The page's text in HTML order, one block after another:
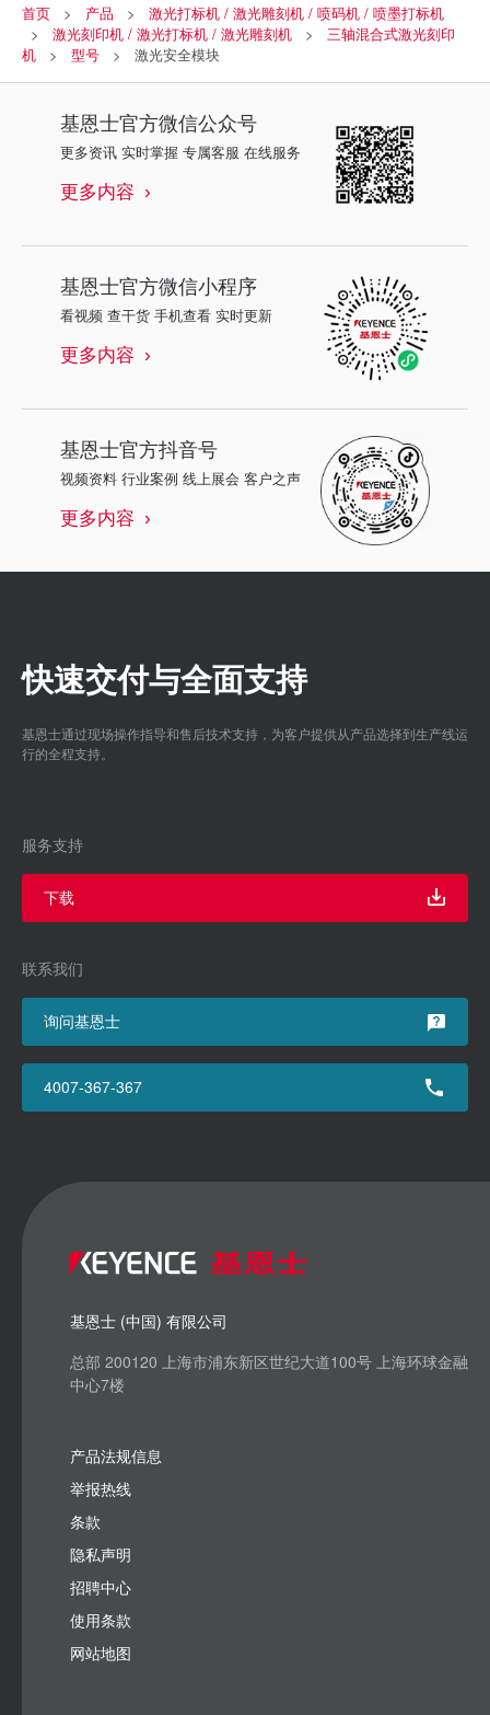
首页 产品
激光打标机 / 激光雕刻机 / 喷码机 / 喷墨打标机
激光刻印机 / 激光打标机 / 激光雕刻机
三轴混合式激光刻印
机
型号 激光安全模块
基恩士官方微信公众号
更多资讯 实时掌握 专属客服 在线服务
更多内容
基恩士官方微信小程序
看视频 查干货 手机查看 实时更新
更多内容
基恩士官方抖音号
视频资料 行业案例 线上展会 客户之声
更多内容
快速交付与全面支持
基恩士通过现场操作指导和售后技术支持，为客户提供从产品选择到生产线运
行的全程支持。
服务支持
下载
联系我们
询问基恩士
4007-367-367
基恩士 (中国) 有限公司
总部 200120 上海市浦东新区世纪大道100号 上海环球金融
中心7楼
产品法规信息
举报热线
条款
隐私声明
招聘中心
使用条款
网站地图